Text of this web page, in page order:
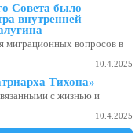
Совета было
внутренней
миграционных вопросов в
10.4.2025
Тихона»
с жизнью и
10.4.2025